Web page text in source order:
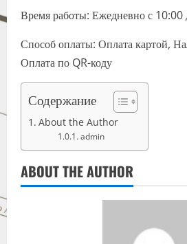
Время работы: Ежедневно с 10:00
Способ оплаты: Оплата картой,
Оплата по QR-коду
Содержание
About the Author
admin
ABOUT THE AUTHOR